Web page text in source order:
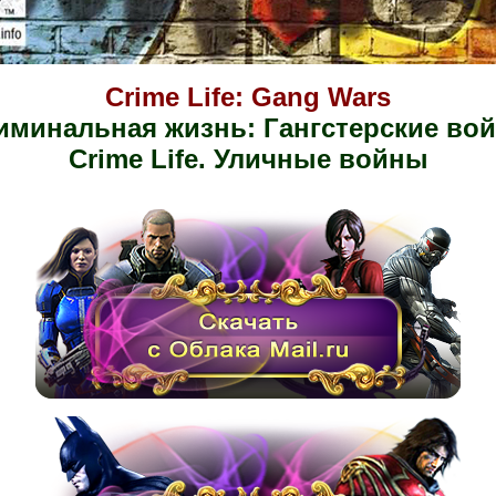
Crime Life: Gang Wars
жизнь: Гангстерские
Crime Life. Уличные войны